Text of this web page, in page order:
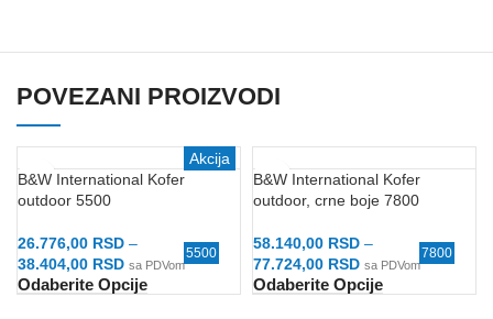
POVEZANI PROIZVODI
Akcija
B&W International Kofer
outdoor 5500
26.776,00 RSD –
38.404,00 RSD sa PDVom
Odaberite Opcije
5500
B&W International Kofer
outdoor, crne boje 7800
58.140,00 RSD –
77.724,00 RSD sa PDVom
Odaberite Opcije
7800